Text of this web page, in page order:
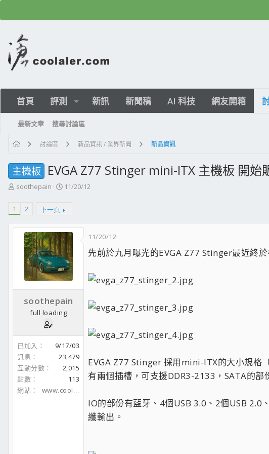
首頁 評測 新訊 新聞稿 AI 科技 網友開箱
最新文章 搜尋討論區
討論區 新品資訊 / 業界新聞 新品資訊
主機板 EVGA Z77 Stinger mini-ITX 主機板 開始
主
起
人
soothepain
開
11/20/12
1 2 下一頁
soothepain
full loading
已加入
9/17/03
訊息
23,479
互動分數
2,015
點數
113
網站
www.coolaler.com
11/20/12
先前於九月曝光的EVGA Z77 Stinger最近終
EVGA Z77 Stinger 採用mini-ITX的大小規格
有兩個插槽，可支援DDR3-2133，SATA的
IO的部份有藍牙、4個USB 3.0、2個USB
纖輸出。